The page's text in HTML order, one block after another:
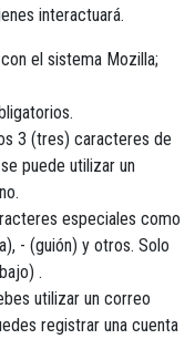
interactuará.
el sistema Mozilla;
3 (tres) caracteres de
puede utilizar un
especiales como
- (guión) y otros. Solo
.
utilizar un correo
registrar una cuenta